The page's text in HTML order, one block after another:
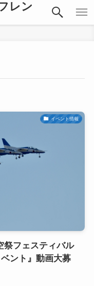
レン
イベント情報
フェスティバル
ント』動画大募